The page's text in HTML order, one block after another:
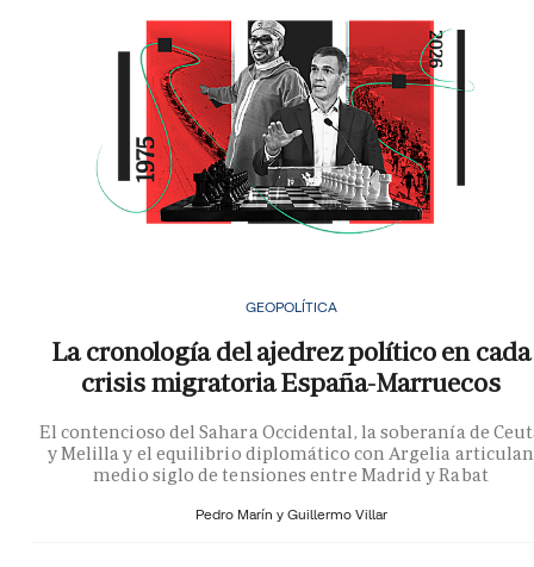
GEOPOLÍTICA
La cronología del ajedrez político en cada
crisis migratoria España-Marruecos
El contencioso del Sahara Occidental, la soberanía de
y Melilla y el equilibrio diplomático con Argelia articulan
medio siglo de tensiones entre Madrid y Rabat
Pedro Marín y Guillermo Villar